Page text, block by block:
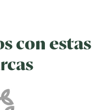
con estas